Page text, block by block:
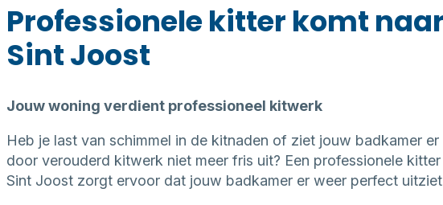
Professionele kitter komt naar
Sint Joost
Jouw woning verdient professioneel kitwerk
Heb je last van schimmel in de kitnaden of ziet jouw badkamer er
door verouderd kitwerk niet meer fris uit? Een professionele kitter
Sint Joost zorgt ervoor dat jouw badkamer er weer perfect